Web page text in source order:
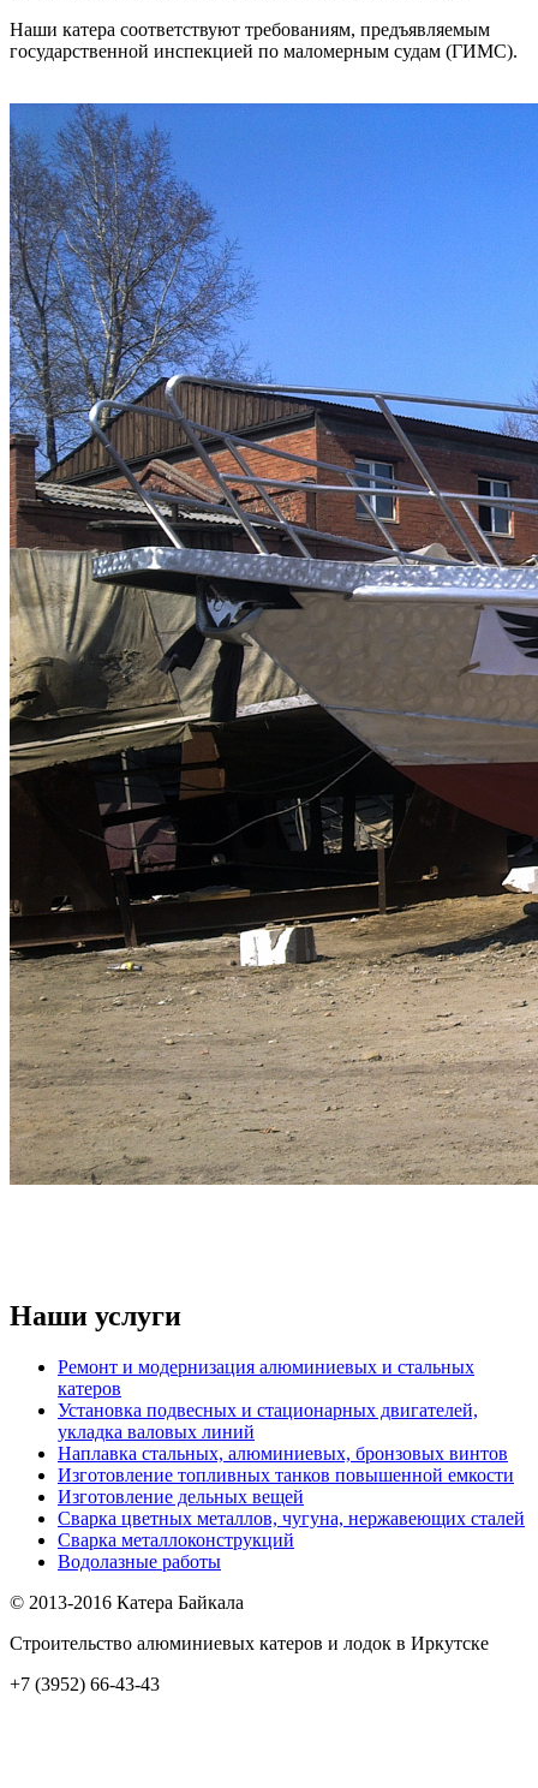
Наши катера соответствуют требованиям, предъявляемым
государственной инспекцией по маломерным судам (ГИМС).
Наши услуги
Ремонт и модернизация алюминиевых и стальных
катеров
Установка подвесных и стационарных двигателей,
укладка валовых линий
Наплавка стальных, алюминиевых, бронзовых винтов
Изготовление топливных танков повышенной емкости
Изготовление дельных вещей
Сварка цветных металлов, чугуна, нержавеющих сталей
Сварка металлоконструкций
Водолазные работы
© 2013-2016 Катера Байкала
Строительство алюминиевых катеров и лодок в Иркутске
+7 (3952) 66-43-43